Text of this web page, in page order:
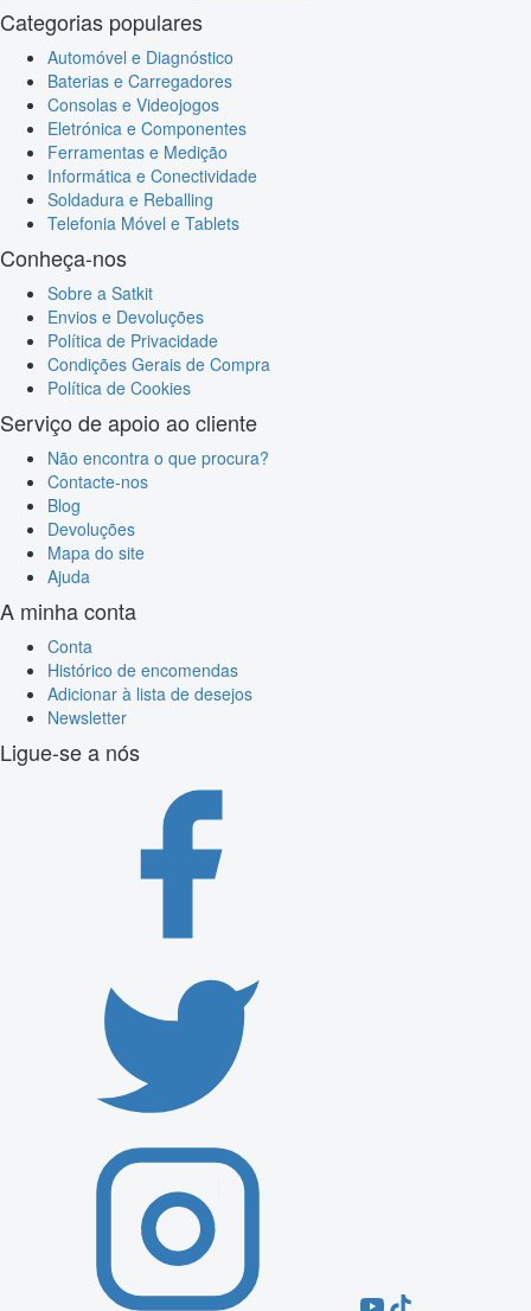
Categorias populares
Automóvel e Diagnóstico
Baterias e Carregadores
Consolas e Videojogos
Eletrónica e Componentes
Ferramentas e Medição
Informática e Conectividade
Soldadura e Reballing
Telefonia Móvel e Tablets
Conheça-nos
Sobre a Satkit
Envios e Devoluções
Política de Privacidade
Condições Gerais de Compra
Política de Cookies
Serviço de apoio ao cliente
Não encontra o que procura?
Contacte-nos
Blog
Devoluções
Mapa do site
Ajuda
A minha conta
Conta
Histórico de encomendas
Adicionar à lista de desejos
Newsletter
Ligue-se a nós